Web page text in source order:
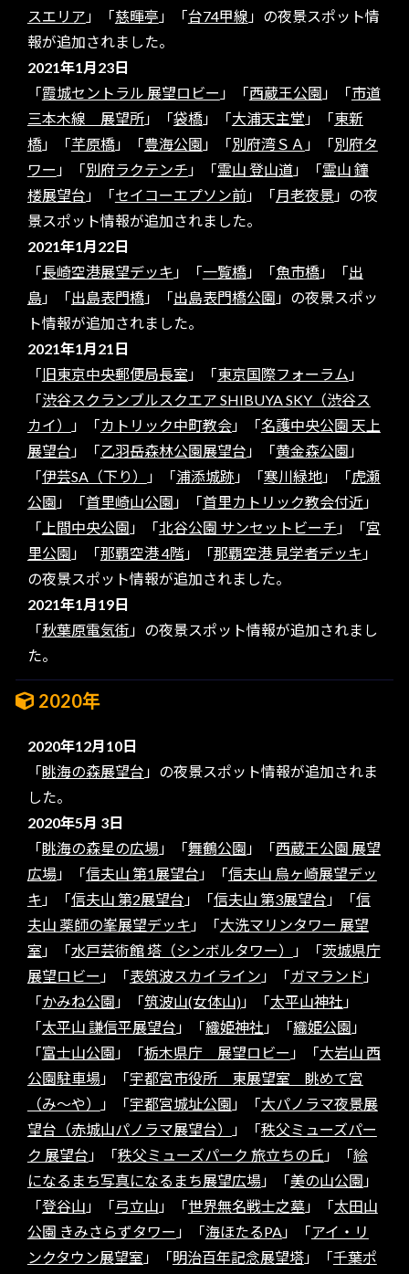
スエリア 」「慈暉亭 」「台74甲線 」の夜景スポット情
報が追加されました。
2021年1月23日
「霞城セントラル 展望ロビー 」「西蔵王公園 」「市道
三本木線 展望所」「袋橋」「大浦天主堂 」「東新
橋」「芊原橋」「豊海公園 」「別府湾ＳＡ 」「別府タ
ワー 」「別府ラクテンチ 」「霊山 登山道」「霊山 鐘
楼展望台 」「セイコーエプソン前」「月老夜景」の夜
景スポット情報が追加されました。
2021年1月22日
「長崎空港展望デッキ 」「一覧橋」「魚市橋」「出
島」「出島表門橋」「出島表門橋公園 」の夜景スポッ
ト情報が追加されました。
2021年1月21日
「旧東京中央郵便局長室 」「東京国際フォーラム 」
「渋谷スクランブルスクエア SHIBUYA SKY（渋谷ス
カイ）
」「カトリック中町教会」「名護中央公園 天上
展望台 」「乙羽岳森林公園展望台 」「黄金森公園 」
「伊芸SA（下り） 」「浦添城跡 」「寒川緑地 」「虎瀬
公園 」「首里崎山公園 」「首里カトリック教会付近」
「 上間中央公園 」「北谷公園 サンセットビーチ 」「宮
里公園 」「那覇空港 4階」「那覇空港 見学者デッキ 」
の夜景スポット情報が追加されました。
2021年1月19日
「秋葉原電気街 」の夜景スポット情報が追加されまし
た。
2020年
2020年12月10日
「眺海の森展望台 」の夜景スポット情報が追加されま
した。
2020年5月 3日
「眺海の森星の広場 」「舞鶴公園 」「西蔵王公園 展望
広場 」「信夫山 第1展望台 」「信夫山 烏ヶ崎展望デッ
キ 」「信夫山 第2展望台 」「信夫山 第3展望台 」「信
夫山 薬師の峯展望デッキ 」「大洗マリンタワー 展望
室 」「水戸芸術館 塔（シンボルタワー） 」「茨城県庁
展望ロビー 」「表筑波スカイライン 」「ガマランド 」
「かみね公園 」「筑波山(女体山)」「太平山神社 」
「太平山 謙信平展望台 」「織姫神社 」「織姫公園 」
「富士山公園 」「栃木県庁 展望ロビー 」「大岩山 西
公園駐車場 」「宇都宮市役所 東展望室 眺めて宮
（み～や）
」「宇都宮城址公園 」「大パノラマ夜景展
望台（赤城山パノラマ展望台）
」「秩父ミューズパー
ク 展望台 」「秩父ミューズパーク 旅立ちの丘 」「絵
になるまち写真になるまち展望広場 」「美の山公園 」
「登谷山 」「弓立山 」「世界無名戦士之墓」「太田山
公園 きみさらずタワー 」「海ほたるPA」「アイ・リ
ンクタウン展望室 」「明治百年記念展望塔」「千葉ポ